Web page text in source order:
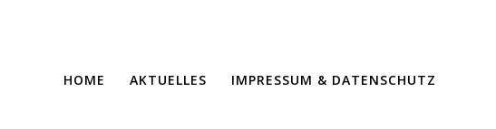
HOME AKTUELLES IMPRESSUM & DATENSCHUTZ